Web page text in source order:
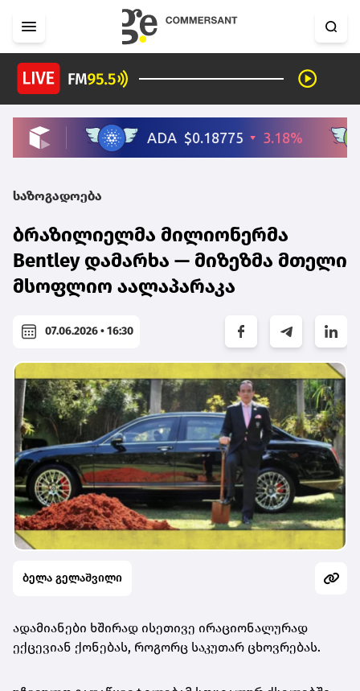
საზოგადოება
ბრაზილიელმა მილიონერმა
Bentley დამარხა — მიზეზმა მთელი
მსოფლიო აალაპარაკა
07.06.2026 • 16:30
ბელა გელაშვილი
ადამიანები ხშირად ისეთივე ირაციონალურად
ექცევიან ქონებას, როგორც საკუთარ ცხოვრებას.